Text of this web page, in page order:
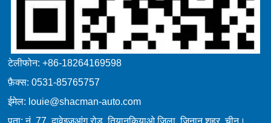
टेलीफोन: +86-18264169598
फ़ैक्स: 0531-85765757
ईमेल: louie@shacman-auto.com
पता: नं. 77, दावेइज़ुआंग रोड, तियानकियाओ जिला, जिनान शहर, चीन।